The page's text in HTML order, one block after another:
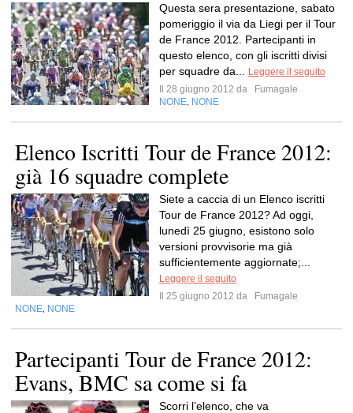
Questa sera presentazione, sabato
pomeriggio il via da Liegi per il Tour
de France 2012. Partecipanti in
questo elenco, con gli iscritti divisi
per squadre da...
Leggere il seguito
Il 28 giugno 2012 da
Fumagale
NONE NONE
Elenco Iscritti Tour de France 2012:
già 16 squadre complete
Siete a caccia di un Elenco iscritti
Tour de France 2012? Ad oggi,
lunedì 25 giugno, esistono solo
versioni provvisorie ma già
sufficientemente aggiornate;...
Leggere il seguito
Il 25 giugno 2012 da
Fumagale
NONE NONE
Partecipanti Tour de France 2012:
Evans, BMC sa come si fa
Scorri l’elenco, che va